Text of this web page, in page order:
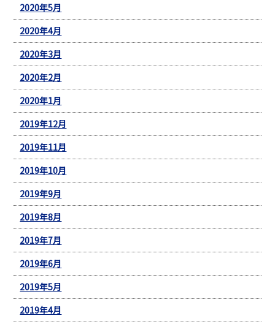
2020年5月
2020年4月
2020年3月
2020年2月
2020年1月
2019年12月
2019年11月
2019年10月
2019年9月
2019年8月
2019年7月
2019年6月
2019年5月
2019年4月